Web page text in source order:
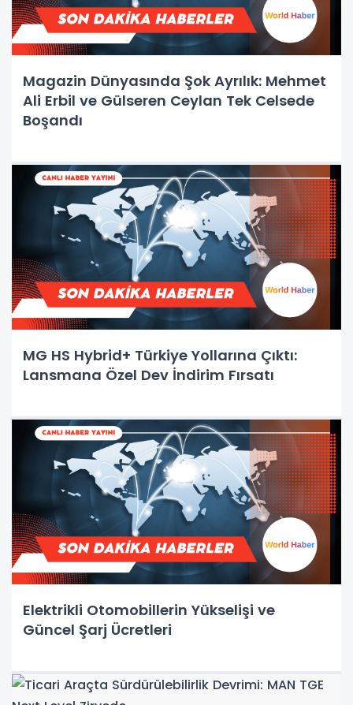
Magazin Dünyasında Şok Ayrılık: Mehmet
Ali Erbil ve Gülseren Ceylan Tek Celsede
Boşandı
MG HS Hybrid+ Türkiye Yollarına Çıktı:
Lansmana Özel Dev İndirim Fırsatı
Elektrikli Otomobillerin Yükselişi ve
Güncel Şarj Ücretleri